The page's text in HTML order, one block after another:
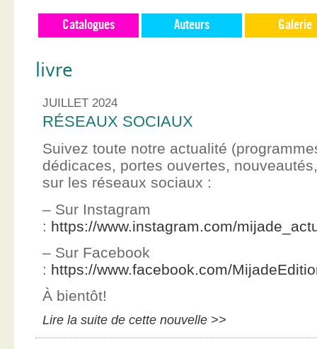
Catalogues Auteurs Galerie
livre
JUILLET 2024
RÉSEAUX SOCIAUX
Suivez toute notre actualité
dédicaces, portes ouvertes,
sur les réseaux sociaux :
– Sur Instagram
: https://www.instagram.com/
– Sur Facebook
: https://www.facebook.com/
À bientôt!
Lire la suite de cette nouvelle >>